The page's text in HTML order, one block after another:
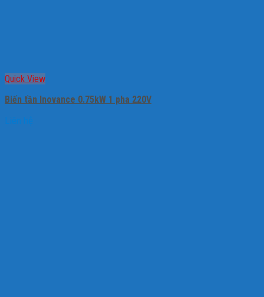
Quick View
Biến tần Inovance 0.75kW 1 pha 220V
Liên hệ